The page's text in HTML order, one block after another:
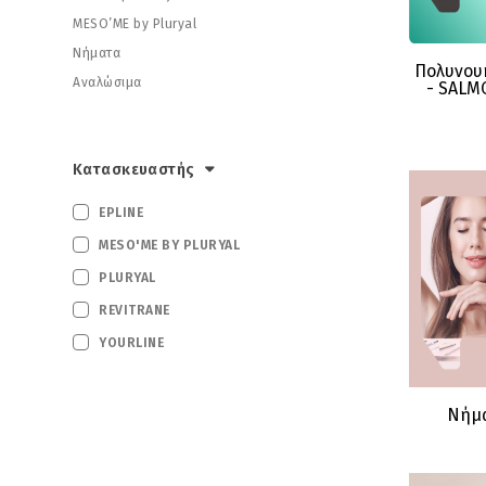
MESO’ME by Pluryal
Νήματα
Αναλώσιμα
Κατασκευαστής
EPLINE
MESO'ME BY PLURYAL
PLURYAL
REVITRANE
YOURLINE
Δείτε
-
Δείτε